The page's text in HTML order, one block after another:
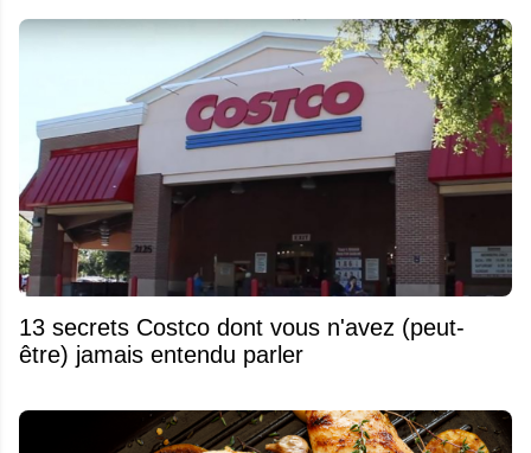
13 secrets Costco dont vous n'avez (peut-
être) jamais entendu parler